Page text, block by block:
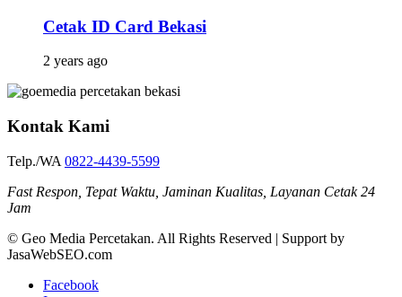
Cetak ID Card Bekasi
2 years ago
Kontak Kami
Telp./WA 0822-4439-5599
Fast Respon, Tepat Waktu, Jaminan Kualitas, Layanan Cetak 24
Jam
© Geo Media Percetakan. All Rights Reserved | Support by
JasaWebSEO.com
Facebook